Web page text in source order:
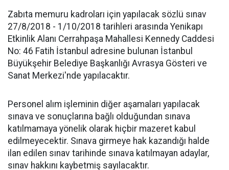
Zabıta memuru kadroları için yapılacak sözlü sınav
27/8/2018 - 1/10/2018 tarihleri arasında Yenikapı
Etkinlik Alanı Cerrahpaşa Mahallesi Kennedy Caddesi
No: 46 Fatih İstanbul adresine bulunan İstanbul
Büyükşehir Belediye Başkanlığı Avrasya Gösteri ve
Sanat Merkezi'nde yapılacaktır.
Personel alım işleminin diğer aşamaları yapılacak
sınava ve sonuçlarına bağlı olduğundan sınava
katılmamaya yönelik olarak hiçbir mazeret kabul
edilmeyecektir. Sınava girmeye hak kazandığı halde
ilan edilen sınav tarihinde sınava katılmayan adaylar,
sınav hakkını kaybetmiş sayılacaktır.